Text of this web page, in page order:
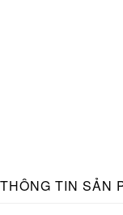
THÔNG TIN SẢN